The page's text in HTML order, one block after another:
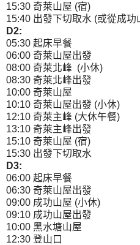
15:30 奇萊山屋 (宿)
15:40 出發下切取水 (或從成功
D2:
05:30 起床早餐
06:00 奇萊山屋出發
08:00 奇萊北峰 (小休)
08:30 奇萊北峰出發
10:00 奇萊山屋
10:10 奇萊山屋出發 (小休)
12:10 奇萊主峰 (大休午餐)
13:10 奇萊主峰出發
15:10 奇萊山屋 (宿)
15:30 出發下切取水
D3:
06:00 起床早餐
06:30 奇萊山屋出發
09:00 成功山屋 (小休)
09:10 成功山屋出發
10:00 黑水塘山屋
12:30 登山口